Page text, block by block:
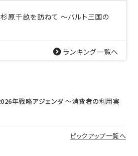
原千畝を訪ねて ～バルト三国の
ランキング一覧へ
年戦略アジェンダ 〜消費者の利用実
ピックアップ一覧へ